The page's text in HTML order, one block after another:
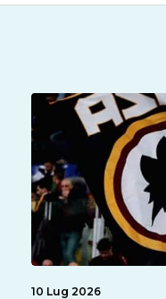
10 Lug 2026